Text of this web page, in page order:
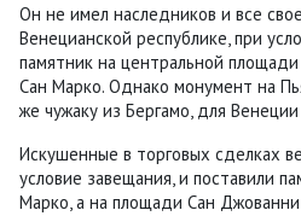
Он не имел наследников и все
Венецианской республике, при
памятник на центральной
Сан Марко. Однако монумент на
же чужаку из Бергамо, для
Искушенные в торговых сделках
условие завещания, и поставили
Марко, а на площади Сан